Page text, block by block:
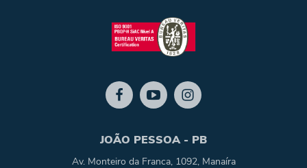
JOÃO PESSOA - PB
Av. Monteiro da Franca, 1092, Manaíra